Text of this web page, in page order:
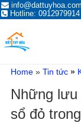
info@dattuyhoa.com
Hotline: 0912979914
ĐĂNG
PHÚ YÊN
Trang đăng tin mua
vị trí đẹp, đường
sổ hồng đỏ, đất ven
Home» Tin tức »
Những lưu
sổ đỏ